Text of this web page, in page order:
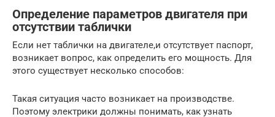
Определение параметров двигателя при
отсутствии таблички
Если нет таблички на двигателе,и отсутствует паспорт,
возникает вопрос, как определить его мощность. Для
этого существует несколько способов:
Такая ситуация часто возникает на производстве.
Поэтому электрики должны понимать, как узнать